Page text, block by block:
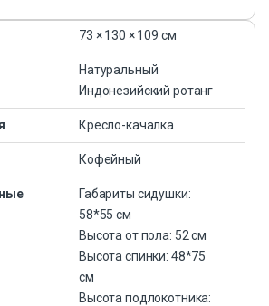
73 × 130 × 109 см
Натуральный
Индонезийский ротанг
Кресло-качалка
Кофейный
Габариты сидушки:
58*55 см
Высота от пола: 52 см
Высота спинки: 48*75
см
Высота подлокотника: